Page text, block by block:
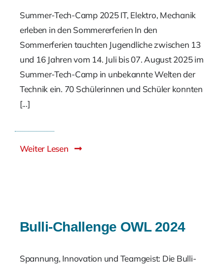
Summer-Tech-Camp 2025 IT, Elektro, Mechanik
erleben in den Sommererferien In den
Sommerferien tauchten Jugendliche zwischen 13
und 16 Jahren vom 14. Juli bis 07. August 2025 im
Summer-Tech-Camp in unbekannte Welten der
Technik ein. 70 Schülerinnen und Schüler konnten
[...]
Weiter Lesen
Bulli-Challenge OWL 2024
Spannung, Innovation und Teamgeist: Die Bulli-